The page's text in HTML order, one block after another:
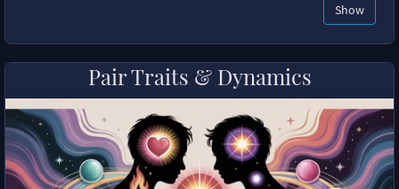
Show
Pair Traits & Dynamics